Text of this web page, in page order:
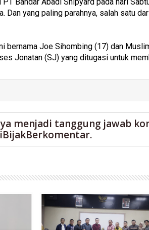
Dan yang paling parahnya, salah satu
bernama Joe Sihombing (17) dan
Jonatan (SJ) yang ditugasi untuk
menjadi tanggung jawab